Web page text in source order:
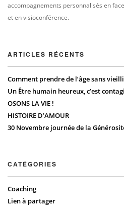
accompagnements personnalisés en
et en visioconférence.
ARTICLES RÉCENTS
Comment prendre de l’âge sans
Un Être humain heureux, c’est
OSONS LA VIE !
HISTOIRE D’AMOUR
30 Novembre journée de la
CATÉGORIES
Coaching
Lien à partager